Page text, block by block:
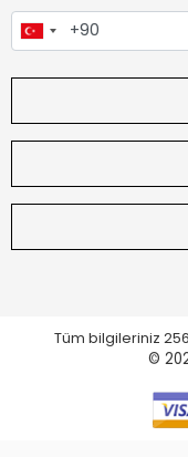
Tüm bilgileriniz
©